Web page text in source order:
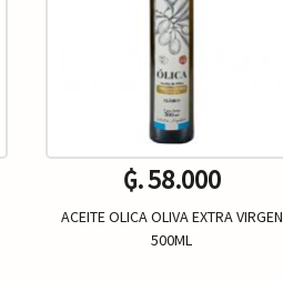
₲. 58.000
ACEITE OLICA OLIVA EXTRA VIRGEN
500ML